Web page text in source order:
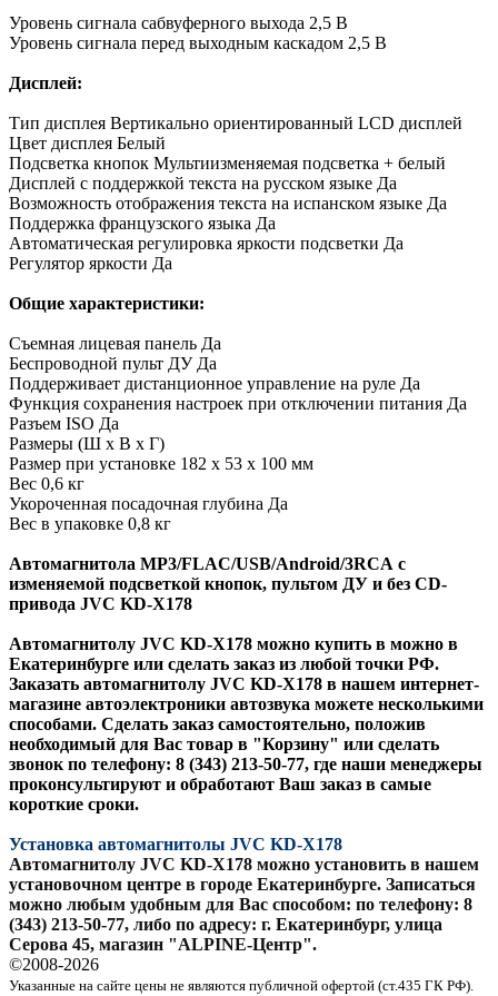
Уровень сигнала сабвуферного выхода 2,5 В
Уровень сигнала перед выходным каскадом 2,5 В
Дисплей:
Тип дисплея Вертикально ориентированный LCD дисплей
Цвет дисплея Белый
Подсветка кнопок Мультиизменяемая подсветка + белый
Дисплей с поддержкой текста на русском языке Да
Возможность отображения текста на испанском языке Да
Поддержка французского языка Да
Автоматическая регулировка яркости подсветки Да
Регулятор яркости Да
Общие характеристики:
Съемная лицевая панель Да
Беспроводной пульт ДУ Да
Поддерживает дистанционное управление на руле Да
Функция сохранения настроек при отключении питания Да
Разъем ISO Да
Размеры (Ш х В х Г)
Размер при установке 182 x 53 x 100 мм
Вес 0,6 кг
Укороченная посадочная глубина Да
Вес в упаковке 0,8 кг
Автомагнитола MP3/FLAC/USB/Android/3RCA с
изменяемой подсветкой кнопок, пультом ДУ и без CD-
привода JVC KD-X178
Автомагнитолу JVC KD-X178 можно купить в можно в
Екатеринбурге или сделать заказ из любой точки РФ.
Заказать автомагнитолу JVC KD-X178 в нашем интернет-
магазине автоэлектроники автозвука можете несколькими
способами. Сделать заказ самостоятельно, положив
необходимый для Вас товар в "Корзину" или сделать
звонок по телефону: 8 (343) 213-50-77, где наши менеджеры
проконсультируют и обработают Ваш заказ в самые
короткие сроки.
Установка автомагнитолы JVC KD-X178
Автомагнитолу JVC KD-X178 можно установить в нашем
установочном центре в городе Екатеринбурге. Записаться
можно любым удобным для Вас способом: по телефону: 8
(343) 213-50-77, либо по адресу: г. Екатеринбург, улица
Серова 45, магазин "ALPINE-Центр".
©2008-2026
Указанные на сайте цены не являются публичной офертой (ст.435 ГК РФ).